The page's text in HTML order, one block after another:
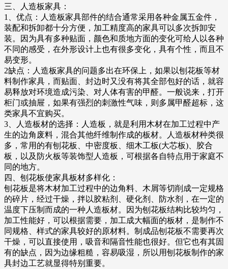
三、人造板家具：
1、优点：人造板家具部件的结合通常采用各种金属五金件，
装配和拆卸都十分方便，加工精度高的家具可以多次拆卸安
装。因为具有多种贴面，颜色和质地方面的变化可给人以各种
不同的感受，在外形设计上也有很多变化，具有个性，而且不
易变形。
2缺点：人造板家具的问题多出在环保上，如果以刨花板等材
料制作家具，而贴面、封边时又没有将其全部包好的话，就容
易释放对环境造成污染、对人体有害的甲醛。一般说来，打开
柜门或抽屉，如果有强烈的刺激性气味，则多属甲醛超标，这
类家具不宜购买。
3、人造板材的选择：人造板，就是利用木材在加工过程中产
生的边角废料，混合其他纤维制作成的板材。人造板材种类很
多，常用的有刨花板、中密度板、细木工板(大芯板)、胶合
板，以及防火板等装饰型人造板，可根据各自特点用于家庭不
同的地方。
四、刨花板使家具板材多样化：
刨花板是将木材加工过程中的边角料、木屑等切削成一定规格
的碎片，经过干燥，拌以胶粘剂、硬化剂、防水剂，在一定的
温度下压制而成的一种人造板材。因为刨花板结构比较均匀，
加工性能好，可以根据需要，加工成大幅面的板材，是制作不
同规格、样式的家具较好的原材料。制成品刨花板不需要再次
干燥，可以直接使用，吸音和隔音性能也很好。但它也有其固
有的缺点，因为边缘粗糙，容易吸湿，所以用刨花板制作的家
具封边工艺就显得特别重要。